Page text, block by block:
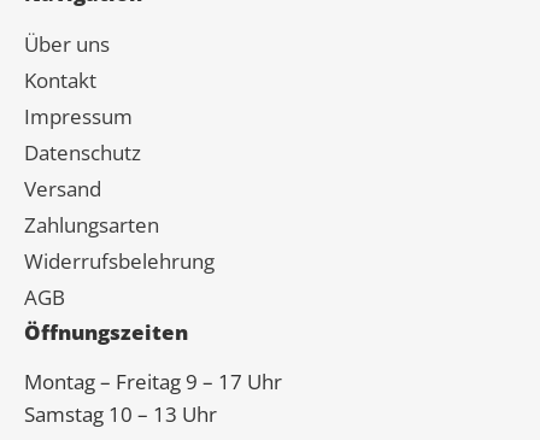
Über uns
Kontakt
Impressum
Datenschutz
Versand
Zahlungsarten
Widerrufsbelehrung
AGB
Öffnungszeiten
Montag – Freitag 9 – 17 Uhr
Samstag 10 – 13 Uhr